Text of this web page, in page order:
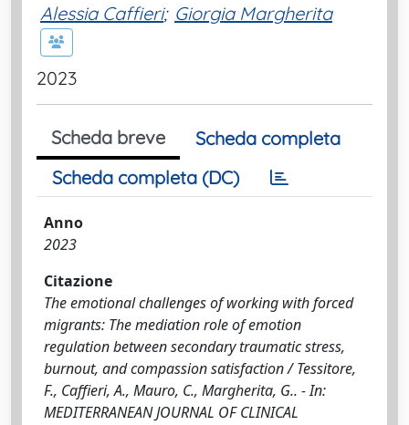
Alessia Caffieri; Giorgia Margherita
2023
Scheda breve
Scheda completa
Scheda completa (DC)
Anno
2023
Citazione
The emotional challenges of working with forced
migrants: The mediation role of emotion
regulation between secondary traumatic stress,
burnout, and compassion satisfaction / Tessitore,
F., Caffieri, A., Mauro, C., Margherita, G.. - In:
MEDITERRANEAN JOURNAL OF CLINICAL